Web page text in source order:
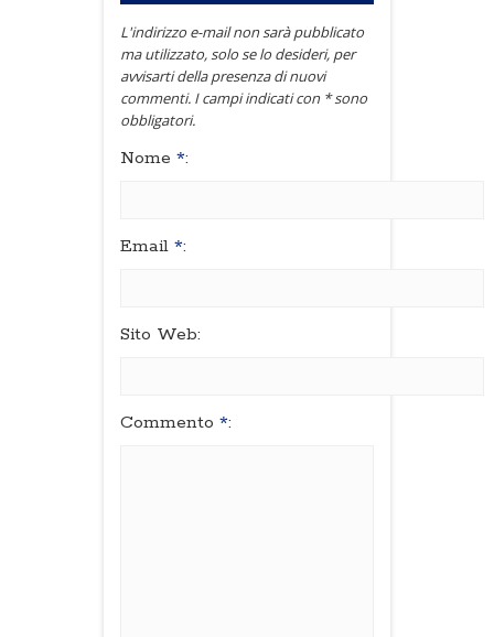
L'indirizzo e-mail non sarà pubblicato
ma utilizzato, solo se lo desideri, per
avvisarti della presenza di nuovi
commenti. I campi indicati con * sono
obbligatori.
Nome *:
Email *:
Sito Web:
Commento *: